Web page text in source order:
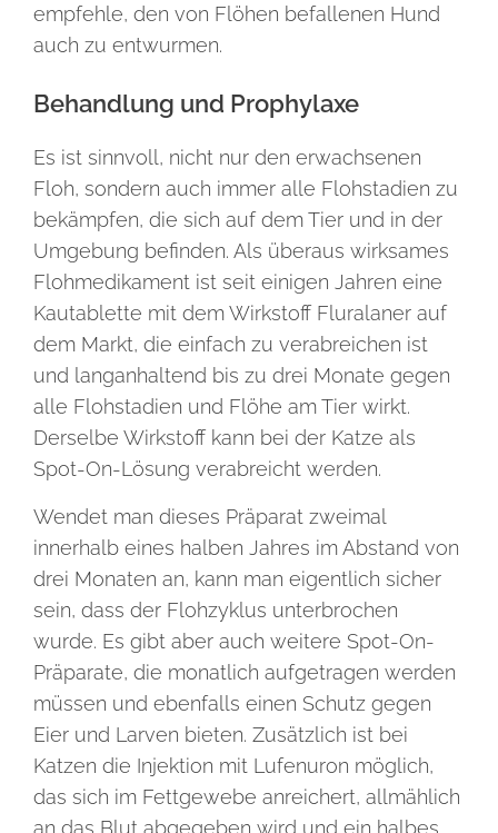
empfehle, den von Flöhen befallenen Hund
auch zu entwurmen.
Behandlung und Prophylaxe
Es ist sinnvoll, nicht nur den erwachsenen
Floh, sondern auch immer alle Flohstadien zu
bekämpfen, die sich auf dem Tier und in der
Umgebung befinden. Als überaus wirksames
Flohmedikament ist seit einigen Jahren eine
Kautablette mit dem Wirkstoff Fluralaner auf
dem Markt, die einfach zu verabreichen ist
und langanhaltend bis zu drei Monate gegen
alle Flohstadien und Flöhe am Tier wirkt.
Derselbe Wirkstoff kann bei der Katze als
Spot-On-Lösung verabreicht werden.
Wendet man dieses Präparat zweimal
innerhalb eines halben Jahres im Abstand von
drei Monaten an, kann man eigentlich sicher
sein, dass der Flohzyklus unterbrochen
wurde. Es gibt aber auch weitere Spot-On-
Präparate, die monatlich aufgetragen werden
müssen und ebenfalls einen Schutz gegen
Eier und Larven bieten. Zusätzlich ist bei
Katzen die Injektion mit Lufenuron möglich,
das sich im Fettgewebe anreichert, allmählich
an das Blut abgegeben wird und ein halbes